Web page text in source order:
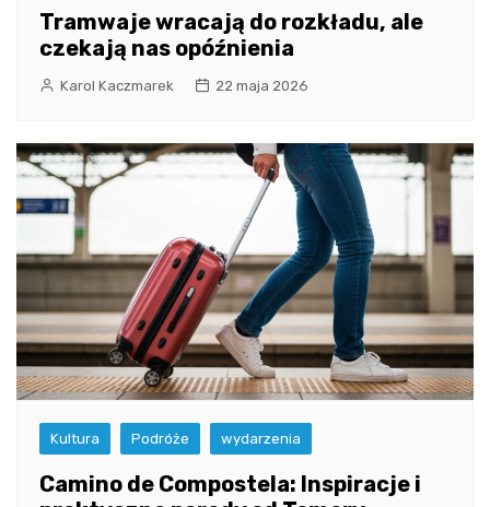
Tramwaje wracają do rozkładu, ale
czekają nas opóźnienia
Karol Kaczmarek 22 maja 2026
Kultura Podróże wydarzenia
Camino de Compostela: Inspiracje i